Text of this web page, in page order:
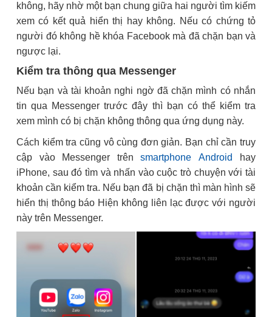
không, hãy nhờ một bạn chung giữa hai người tìm kiếm
xem có kết quả hiển thị hay không. Nếu có chứng tỏ
người đó không hề khóa Facebook mà đã chặn bạn và
ngược lại.
Kiểm tra thông qua Messenger
Nếu bạn và tài khoản nghi ngờ đã chặn mình có nhắn
tin qua Messenger trước đây thì bạn có thể kiểm tra
xem mình có bị chặn không thông qua ứng dụng này.
Cách kiểm tra cũng vô cùng đơn giản. Bạn chỉ cần truy
cập vào Messenger trên smartphone Android
hay
iPhone, sau đó tìm và nhấn vào cuộc trò chuyện với tài
khoản cần kiểm tra. Nếu bạn đã bị chặn thì màn hình sẽ
hiển thị thông báo Hiện không liên lạc được với người
này trên Messenger.